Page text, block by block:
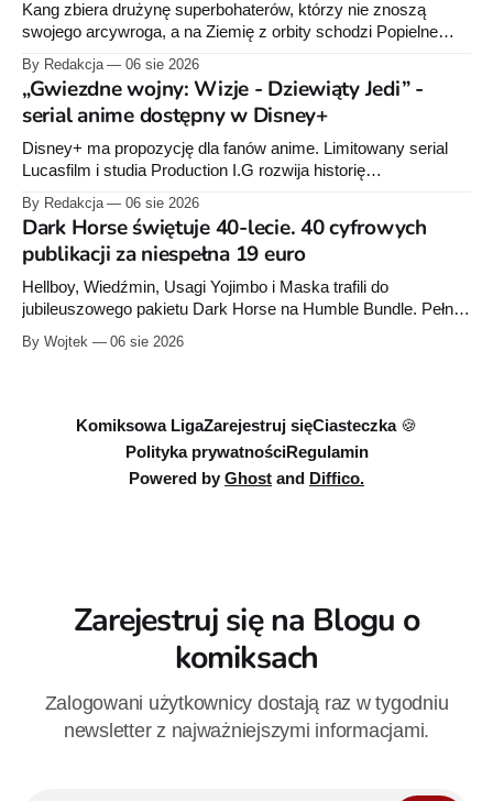
Kang zbiera drużynę superbohaterów, którzy nie znoszą
swojego arcywroga, a na Ziemię z orbity schodzi Popielne
serii Avengers autorstwa Jeda MacKaya trafia do sklepów 12
sierpnia. Rzućcie okiem na przykładowe plansze.
By Redakcja 06 sie 2026
„Gwiezdne wojny: Wizje - Dziewiąty Jedi” -
serial anime dostępny w Disney+
Disney+ ma propozycję dla fanów anime. Limitowany serial
Lucasfilm i studia Production I.G rozwija historię
oraz „Dziewiąty Jedi: Dziecko nadziei" z serii „Gwiezdne
wojny: Wizje”. Wszystkie osiem odcinków jest już dostępnych
w Disney+.
By Redakcja 06 sie 2026
Dark Horse świętuje 40-lecie. 40 cyfrowych
publikacji za niespełna 19 euro
Hellboy, Wiedźmin, Usagi Yojimbo i Maska trafili do
jubileuszowego pakietu Dark Horse na Humble Bundle. Pełny
euro. Oferta kończy się 13 sierpnia.
By Wojtek 06 sie 2026
Komiksowa LigaZarejestruj sięCiasteczka 🍪
Polityka prywatnościRegulamin
Powered by Ghost and Diffico.
Zarejestruj się na Blogu o
komiksach
Zalogowani użytkownicy dostają raz w tygodniu
newsletter z najważniejszymi informacjami.